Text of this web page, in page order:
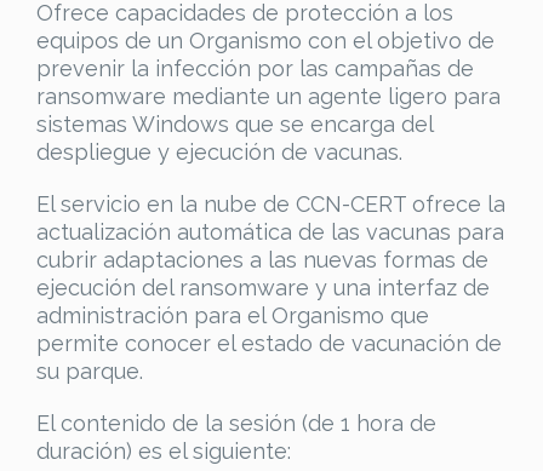
Ofrece capacidades de protección a los
equipos de un Organismo con el objetivo de
prevenir la infección por las campañas de
ransomware mediante un agente ligero para
sistemas Windows que se encarga del
despliegue y ejecución de vacunas.
El servicio en la nube de CCN-CERT ofrece la
actualización automática de las vacunas para
cubrir adaptaciones a las nuevas formas de
ejecución del ransomware y una interfaz de
administración para el Organismo que
permite conocer el estado de vacunación de
su parque.
El contenido de la sesión (de 1 hora de
duración) es el siguiente: